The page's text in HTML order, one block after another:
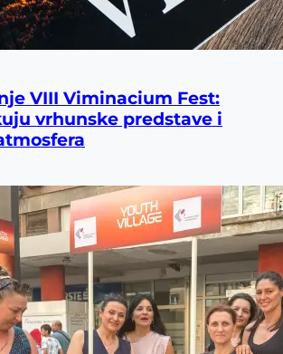
VIII Viminacium Fest:
vrhunske predstave i